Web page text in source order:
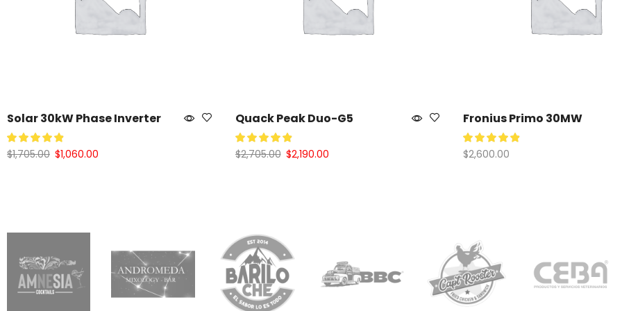
Solar 30kW Phase Inverter
$1,705.00 $1,060.00
Quack Peak Duo-G5
$2,705.00 $2,190.00
Fronius Primo 30MW
$2,600.00